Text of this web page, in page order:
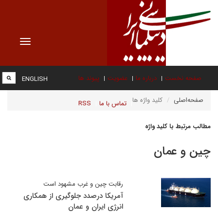
Toggle
صفحه نخست درباره ما عضویت پیوند ها
تماس با ما RSS
ENGLISH
صفحه‌اصلی کلید واژه ها
مطالب مرتبط با کلید واژه
چین و عمان
رقابت چین و غرب مشهود است
آمریکا درصدد جلوگیری از همکاری
انرژی ایران و عمان